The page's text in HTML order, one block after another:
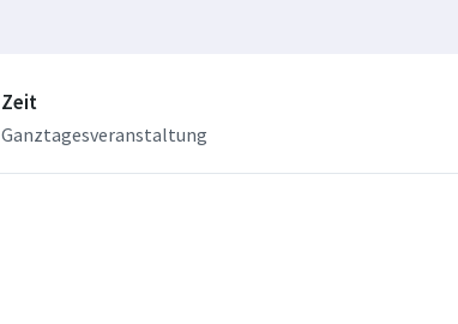
Zeit
Ganztagesveranstaltung